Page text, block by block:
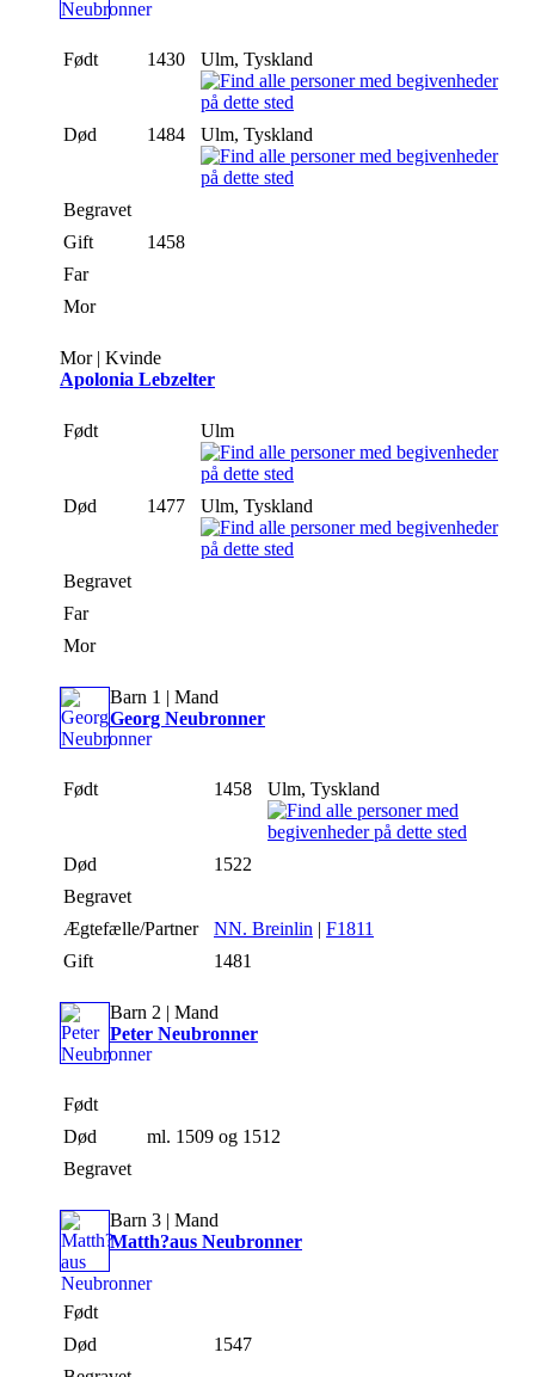
Født 1430 Ulm, Tyskland
Død 1484 Ulm, Tyskland
Begravet
Gift
1458
Far
Mor
Mor | Kvinde
Apolonia Lebzelter
Født Ulm
Død 1477 Ulm, Tyskland
Begravet
Far
Mor
Barn 1 | Mand
Georg Neubronner
Født 1458 Ulm, Tyskland
Død
1522
Begravet
Ægtefælle/Partner
NN. Breinlin | F1811
Gift
1481
Barn 2 | Mand
Peter Neubronner
Født
Død
ml. 1509 og 1512
Begravet
Barn 3 | Mand
Matth?aus Neubronner
Født
Død
1547